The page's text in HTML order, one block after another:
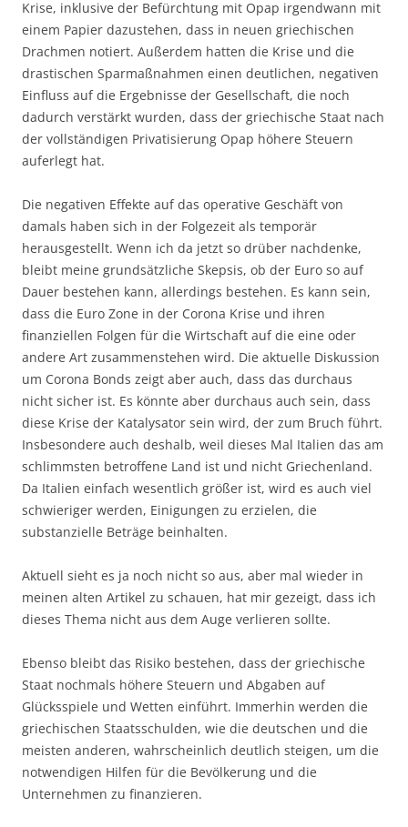
Krise, inklusive der Befürchtung mit Opap irgendwann mit
einem Papier dazustehen, dass in neuen griechischen
Drachmen notiert. Außerdem hatten die Krise und die
drastischen Sparmaßnahmen einen deutlichen, negativen
Einfluss auf die Ergebnisse der Gesellschaft, die noch
dadurch verstärkt wurden, dass der griechische Staat nach
der vollständigen Privatisierung Opap höhere Steuern
auferlegt hat.
Die negativen Effekte auf das operative Geschäft von
damals haben sich in der Folgezeit als temporär
herausgestellt. Wenn ich da jetzt so drüber nachdenke,
bleibt meine grundsätzliche Skepsis, ob der Euro so auf
Dauer bestehen kann, allerdings bestehen. Es kann sein,
dass die Euro Zone in der Corona Krise und ihren
finanziellen Folgen für die Wirtschaft auf die eine oder
andere Art zusammenstehen wird. Die aktuelle Diskussion
um Corona Bonds zeigt aber auch, dass das durchaus
nicht sicher ist. Es könnte aber durchaus auch sein, dass
diese Krise der Katalysator sein wird, der zum Bruch führt.
Insbesondere auch deshalb, weil dieses Mal Italien das am
schlimmsten betroffene Land ist und nicht Griechenland.
Da Italien einfach wesentlich größer ist, wird es auch viel
schwieriger werden, Einigungen zu erzielen, die
substanzielle Beträge beinhalten.
Aktuell sieht es ja noch nicht so aus, aber mal wieder in
meinen alten Artikel zu schauen, hat mir gezeigt, dass ich
dieses Thema nicht aus dem Auge verlieren sollte.
Ebenso bleibt das Risiko bestehen, dass der griechische
Staat nochmals höhere Steuern und Abgaben auf
Glücksspiele und Wetten einführt. Immerhin werden die
griechischen Staatsschulden, wie die deutschen und die
meisten anderen, wahrscheinlich deutlich steigen, um die
notwendigen Hilfen für die Bevölkerung und die
Unternehmen zu finanzieren.